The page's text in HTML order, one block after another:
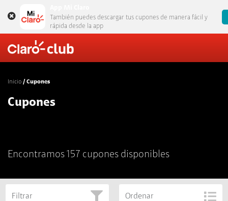
También puedes descargar tus cupones de manera fácil y
rápida desde la app
Inicio Cupones
Cupones
Encontramos 157 cupones disponibles
Filtrar Ordenar